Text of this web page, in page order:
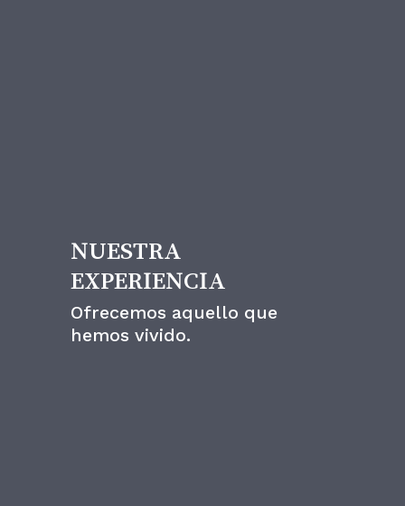
NUESTRA
EXPERIENCIA
Ofrecemos aquello que
hemos vivido.